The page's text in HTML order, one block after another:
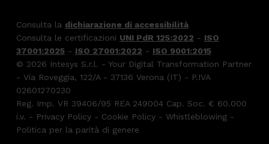
Consulta la dichiarazione di accessibilità
Consulta le certificazioni UNI PdR 125:2022 - ISO
37001:2025 - ISO 27001:2022 - ISO 9001:2015
© 2026 Intesys S.r.l. - Your Digital Transformation Partner
- Via Roveggia, 122/A - 37136 Verona (IT) - P.IVA
02601270230
Reg. Imp. VR 39406/95 REA 249004 Cap. Soc. € 60.000
i.v. - Privacy Policy- Cookie Policy- Whistleblowing-
Politica per la parità di genere